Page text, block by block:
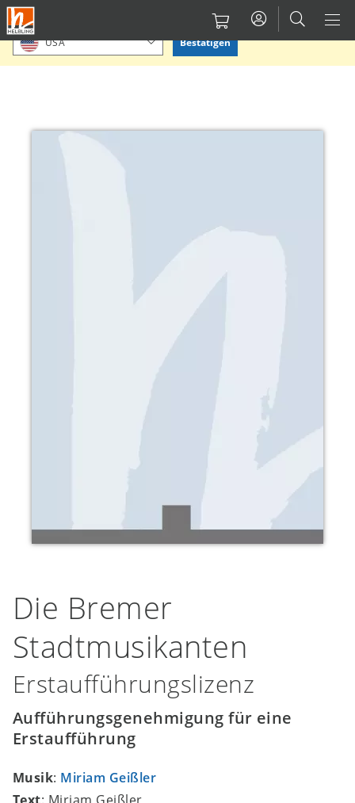
Direkt
zum
Inhalt
Bitte Standort bestätigen oder einen anderen auswählen.
USA Bestätigen
Die Bremer
Stadtmusikanten
Erstaufführungslizenz
Aufführungsgenehmigung für eine
Erstaufführung
Musik: Miriam Geißler